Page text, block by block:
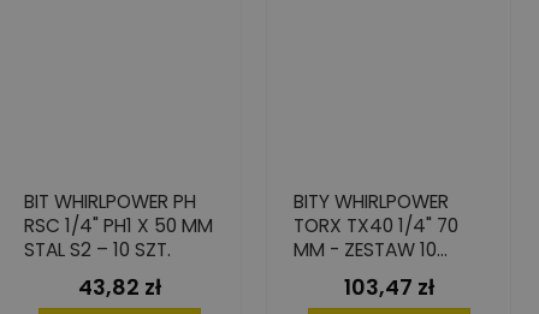
BIT WHIRLPOWER PH
RSC 1/4" PH1 X 50 MM
STAL S2 – 10 SZT.
Cena
43,82 zł
BITY WHIRLPOWER
TORX TX40 1/4" 70
MM - ZESTAW 10
SZTUK ZE STALI S2
Cena
103,47 zł